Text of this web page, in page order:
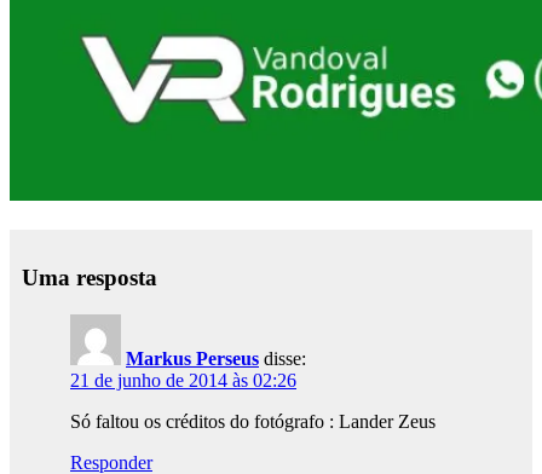
Uma resposta
Markus Perseus disse:
21 de junho de 2014 às 02:26
Só faltou os créditos do fotógrafo : Lander Zeus
Responder